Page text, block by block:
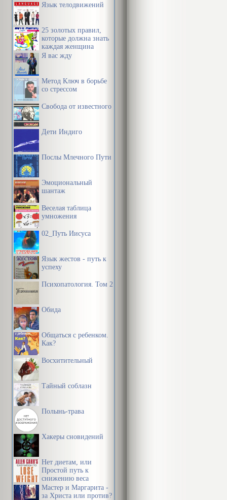
Язык телодвижений
25 золотых правил,
которые должна знать
каждая женщина
Я вас жду
Метод Ключ в борьбе
со стрессом
Свобода от известного
Дети Индиго
Послы Млечного Пути
Эмоциональный
шантаж
Веселая таблица
умножения
02_Путь Иисуса
Язык жестов - путь к
успеху
Психопатология. Том 2
Обида
Общаться с ребенком.
Как?
Восхитительный
Тайный соблазн
Полынь-трава
Хакеры сновидений
Нет диетам, или
Простой путь к
снижению веса
Мастер и Маргарита -
за Христа или против?